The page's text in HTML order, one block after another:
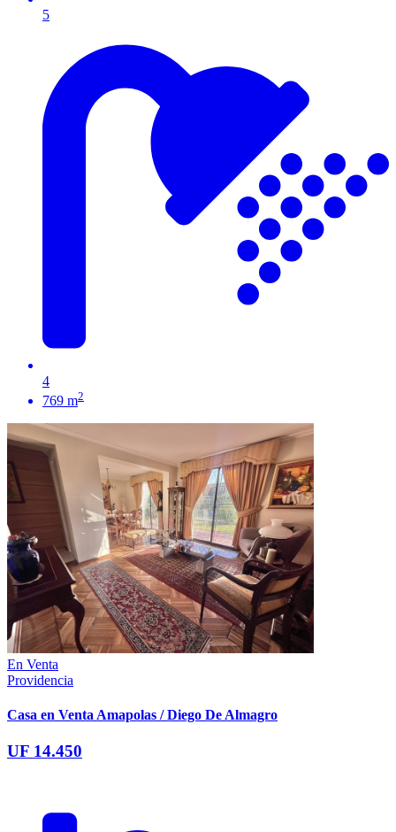
5
4
769 m2
En Venta
Providencia
Casa en Venta Amapolas / Diego De Almagro
UF 14.450